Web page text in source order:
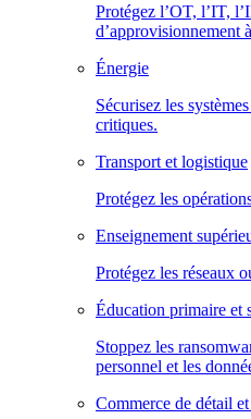
Protégez l’OT, l’IT,
d’approvisionnement
Énergie
Sécurisez les
critiques.
Transport et logistique
Protégez les
Enseignement
Protégez les réseaux
Éducation primaire et
Stoppez les
personnel et les
Commerce de détail